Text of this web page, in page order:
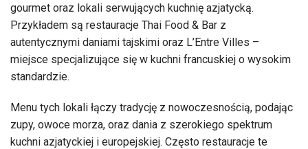
gourmet oraz lokali serwujących kuchnię azjatycką.
Przykładem są restauracje Thai Food & Bar z
autentycznymi daniami tajskimi oraz L’Entre Villes –
miejsce specjalizujące się w kuchni francuskiej o wysokim
standardzie.
Menu tych lokali łączy tradycję z nowoczesnością, podając
zupy, owoce morza, oraz dania z szerokiego spektrum
kuchni azjatyckiej i europejskiej. Często restauracje te